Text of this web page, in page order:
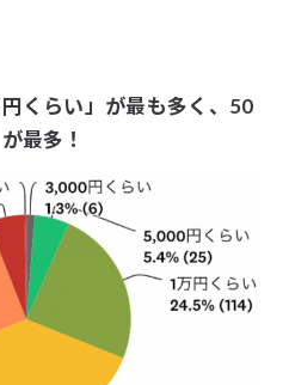
くらい」が最も多く、50
最多！